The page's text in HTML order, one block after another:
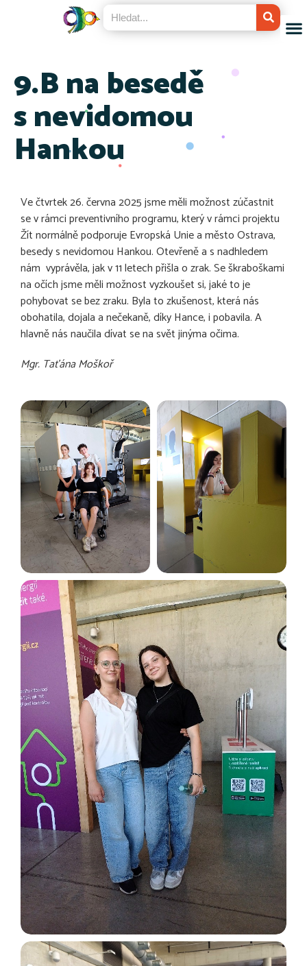
9.B na besedě
s nevidomou
Hankou
Ve čtvrtek 26. června 2025 jsme měli možnost zúčastnit
se v rámci preventivního programu, který v rámci projektu
Žít normálně podporuje Evropská Unie a město Ostrava,
besedy s nevidomou Hankou. Otevřeně a s nadhledem
nám vyprávěla, jak v 11 letech přišla o zrak. Se škraboškami
na očích jsme měli možnost vyzkoušet si, jaké to je
pohybovat se bez zraku. Byla to zkušenost, která nás
obohatila, dojala a nečekaně, díky Hance, i pobavila. A
hlavně nás naučila dívat se na svět jinýma očima.
Mgr. Taťána Moškoř